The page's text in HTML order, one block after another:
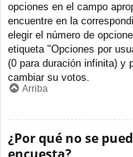
opciones en el campo
encuentre en la
elegir el número de
etiqueta "Opciones por
(0 para duración infinita) y
cambiar su votos.
Arriba
¿Por qué no se